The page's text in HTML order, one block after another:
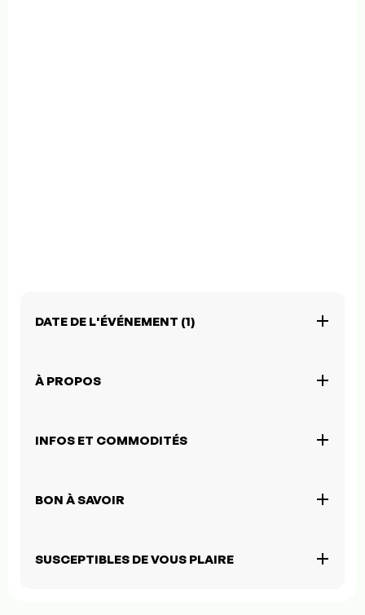
DATE DE L'ÉVÉNEMENT (1)
À PROPOS
INFOS ET COMMODITÉS
BON À SAVOIR
SUSCEPTIBLES DE VOUS PLAIRE